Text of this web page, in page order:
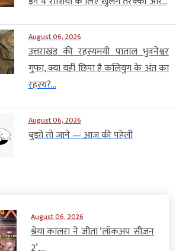
August 06, 2026
उत्तराखंड की रहस्यमयी पाताल भुवनेश्वर
गुफा, क्या यहीं छिपा है कलियुग के अंत का
रहस्य?...
August 06, 2026
बुझो तो जाने — आज की पहेली
August 06, 2026
श्रेया कालरा ने जीता ‘लॉकअप सीजन